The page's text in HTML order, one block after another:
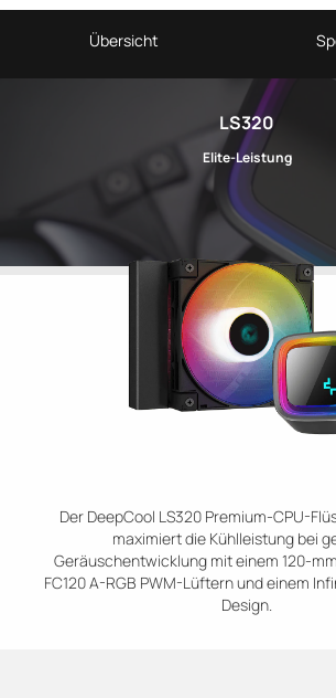
Übersicht
LS320
Elite-Leistung
Der DeepCool LS320 Premium-CPU-
maximiert die Kühlleistung bei
Geräuschentwicklung mit einem 120-
FC120 A-RGB PWM-Lüftern und einem
Design.